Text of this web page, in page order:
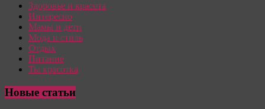
Здоровье и красота
Интересно
Мамы и дети
Мода и стиль
Отдых
Питание
Ты красотка
Новые статьи